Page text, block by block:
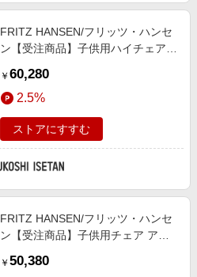
FRITZ HANSEN/フリッツ・ハンセ
ン【受注商品】子供用ハイチェア
ル:3177 カラードアッシュ／エバー
グリーン 椅子【三越伊勢丹/公式】
￥ 60,280
2.5%
ストアにすすむ
FRITZ HANSEN/フリッツ・ハンセ
ン【受注商品】子供用チェア アン
ーズ 椅子【三越伊勢丹/公式】
￥ 50,380